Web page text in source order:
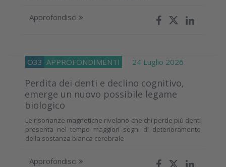
Approfondisci
O33 APPROFONDIMENTI 24 Luglio 2026
Perdita dei denti e declino cognitivo,
emerge un nuovo possibile legame
biologico
Le risonanze magnetiche rivelano che chi perde più denti
presenta nel tempo maggiori segni di deterioramento
della sostanza bianca cerebrale
Approfondisci